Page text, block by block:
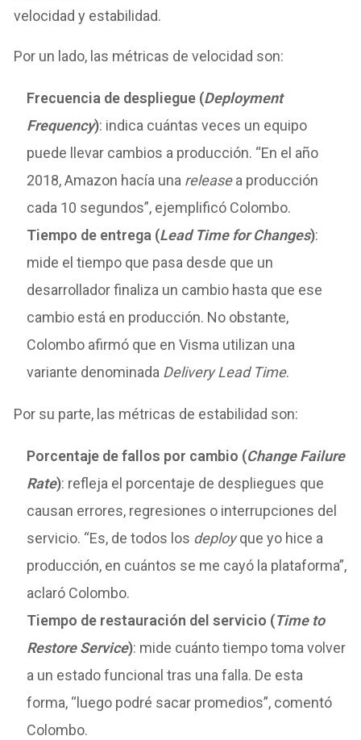
velocidad y estabilidad.
Por un lado, las métricas de velocidad son:
Frecuencia de despliegue (Deployment
Frequency): indica cuántas veces un equipo
puede llevar cambios a producción. “En el año
2018, Amazon hacía una releasea producción
cada 10 segundos”, ejemplificó Colombo.
Tiempo de entrega (Lead Time for Changes):
mide el tiempo que pasa desde que un
desarrollador finaliza un cambio hasta que ese
cambio está en producción. No obstante,
Colombo afirmó que en Visma utilizan una
variante denominada Delivery Lead Time.
Por su parte, las métricas de estabilidad son:
Porcentaje de fallos por cambio (Change Failure
Rate): refleja el porcentaje de despliegues que
causan errores, regresiones o interrupciones del
servicio. “Es, de todos los deployque yo hice a
producción, en cuántos se me cayó la plataforma”,
aclaró Colombo.
Tiempo de restauración del servicio (Time to
Restore Service): mide cuánto tiempo toma volver
a un estado funcional tras una falla. De esta
forma, “luego podré sacar promedios”, comentó
Colombo.